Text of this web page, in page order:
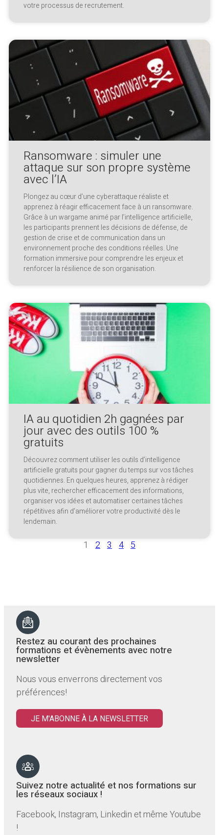
votre processus de recrutement.
Ransomware : simuler une
attaque sur son propre système
avec l’IA
Plongez au cœur d’une cyberattaque réaliste et
apprenez à réagir efficacement face à un ransomware.
Grâce à un wargame animé par l’intelligence artificielle,
les participants prennent les décisions de défense, de
gestion de crise et de communication dans un
environnement proche des conditions réelles. Une
formation immersive pour comprendre les enjeux et
renforcer la résilience de son organisation.
IA au quotidien 2h gagnées par
jour avec des outils 100 %
gratuits
Découvrez comment utiliser les outils d’intelligence
artificielle gratuits pour gagner du temps sur vos tâches
quotidiennes. En quelques heures, apprenez à rédiger
plus vite, rechercher efficacement des informations,
organiser vos idées et automatiser certaines tâches
répétitives afin d’améliorer votre productivité dès le
lendemain.
1 2 3 4 5
Restez au courant des prochaines
formations et évènements avec notre
newsletter
Nous vous enverrons directement vos
préférences!
JE M'ABONNE À LA NEWSLETTER
Suivez notre actualité et nos formations sur
les réseaux sociaux !
Facebook, Instagram, Linkedin et même Youtube
!